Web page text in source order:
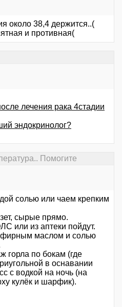
около 38,4 держится..(
и противная(
лечения рака 4стадии
эндокринолог?
Помогите
солью или чаем крепким
сырые прямо.
или из аптеки пойдут.
маслом и солью
горла по бокам (где
в оснавании
с водкой на ночь (на
кулёк и шарфик).